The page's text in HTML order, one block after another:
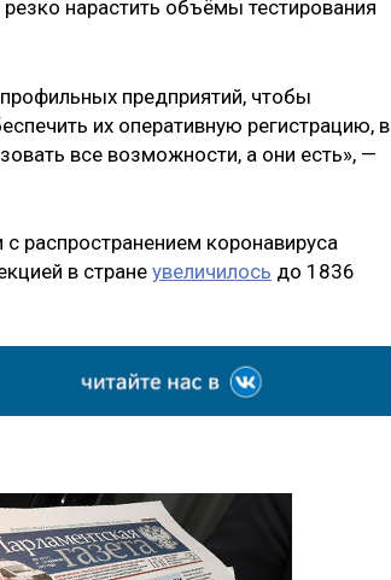
нарастить объёмы тестирования
предприятий, чтобы
их оперативную регистрацию, в
все возможности, а они есть», —
распространением коронавируса
в стране увеличилось до 1836